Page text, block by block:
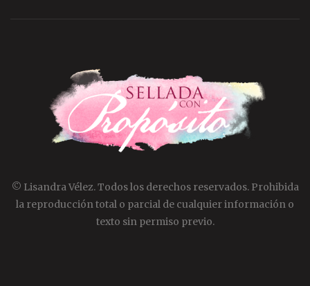
© Lisandra Vélez. Todos los derechos reservados. Prohibida
la reproducción total o parcial de cualquier información o
texto sin permiso previo.